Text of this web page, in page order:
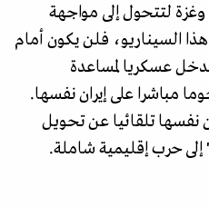
لتتحول إلى مواجهة
السيناريو، فلن يكون أمام
عسكريا لمساعدة
مباشرا على إيران نفسها.
نفسها تلقائيا عن تحويل
حرب إقليمية شاملة.